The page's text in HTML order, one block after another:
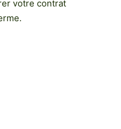
votre contrat